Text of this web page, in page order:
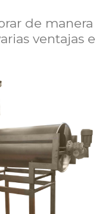
de
ventajas